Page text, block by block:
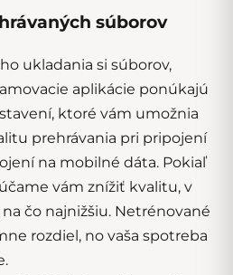
súborov
ukladania si súborov,
aplikácie ponúkajú
ktoré vám umožnia
prehrávania pri pripojení
na mobilné dáta. Pokiaľ
vám znížiť kvalitu, v
čo najnižšiu. Netrénované
rozdiel, no vaša spotreba